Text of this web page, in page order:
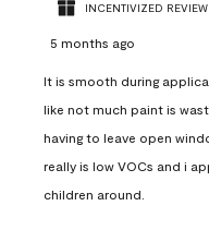
INCENTIVIZED REVIEW
5 months ago
It is smooth during
like not much paint is
having to leave open
really is low VOCs and i
children around.